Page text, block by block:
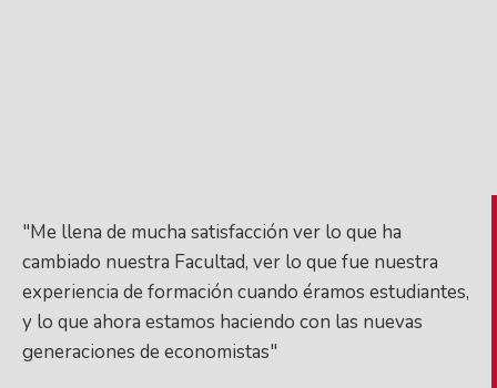
"Me llena de mucha satisfacción ver lo que ha
cambiado nuestra Facultad, ver lo que fue nuestra
experiencia de formación cuando éramos estudiantes,
y lo que ahora estamos haciendo con las nuevas
generaciones de economistas"